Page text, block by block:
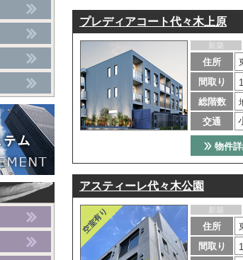
プレディアコート代々木上原
新築
住所
間取り
総階数
交通
物件
アスティーレ代々木公園
新築
住所
間取り